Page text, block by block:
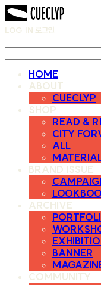
LOG IN 로그인
HOME
ABOUT
CUECLYP
SHOP
READ &
CITY
ALL
BRAND ISSUE
ARCHIVE
BANNER
COMMUNITY